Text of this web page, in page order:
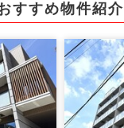
すすめ物件紹介